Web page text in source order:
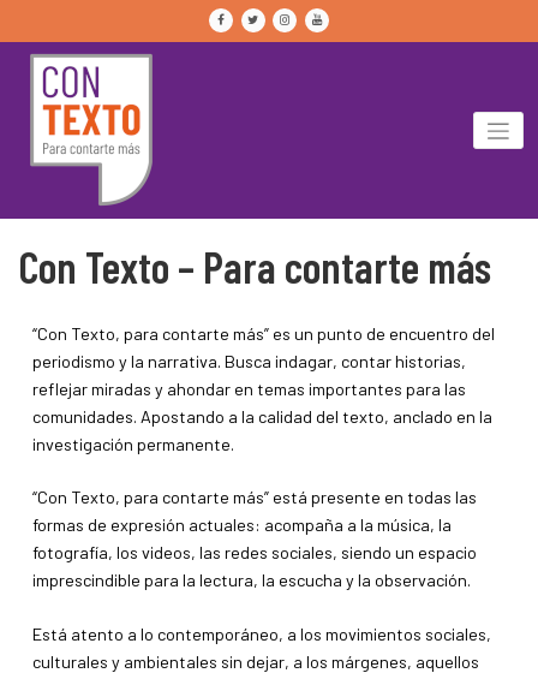
content
Con Texto – Para contarte más
“Con Texto, para contarte más” es un punto de encuentro del
periodismo y la narrativa. Busca indagar, contar historias,
reflejar miradas y ahondar en temas importantes para las
comunidades. Apostando a la calidad del texto, anclado en la
investigación permanente.
“Con Texto, para contarte más” está presente en todas las
formas de expresión actuales: acompaña a la música, la
fotografía, los videos, las redes sociales, siendo un espacio
imprescindible para la lectura, la escucha y la observación.
Está atento a lo contemporáneo, a los movimientos sociales,
culturales y ambientales sin dejar, a los márgenes, aquellos